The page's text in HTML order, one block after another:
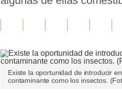
Existe la oportunidad de introducir
contaminante como los insectos.